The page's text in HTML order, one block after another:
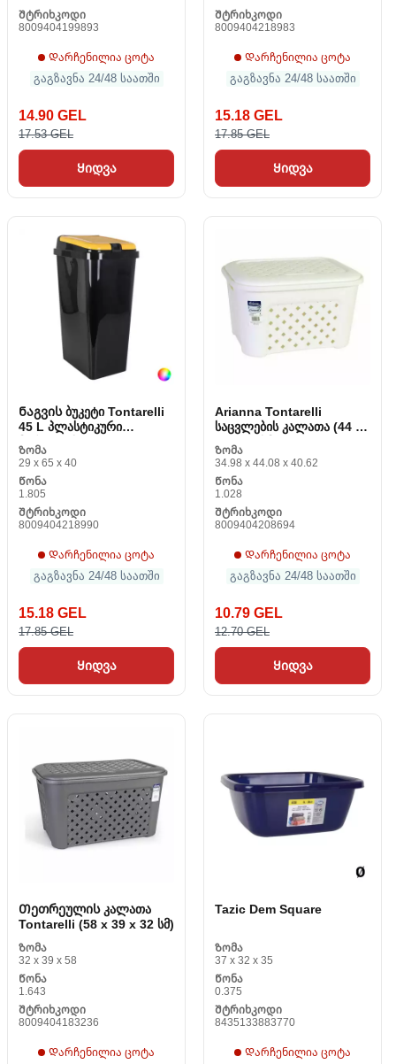
Შტრიხკოდი
8009404199893
Დარჩენილია ცოტა
გაგზავნა 24/48 საათში
14.90 GEL
17.53 GEL
Ყიდვა
Შტრიხკოდი
8009404218983
Დარჩენილია ცოტა
გაგზავნა 24/48 საათში
15.18 GEL
17.85 GEL
Ყიდვა
Ნაგვის ბუკეტი Tontarelli
45 L პლასტიკური
მართკუთხა (40 X 29 x 65
სმ)
Ზომა
29 x 65 x 40
Წონა
1.805
Შტრიხკოდი
8009404218990
Დარჩენილია ცოტა
გაგზავნა 24/48 საათში
15.18 GEL
17.85 GEL
Ყიდვა
Arianna Tontarelli
საცვლების კალათა (44 x
35 x 24 სმ)
Ზომა
34.98 x 44.08 x 40.62
Წონა
1.028
Შტრიხკოდი
8009404208694
Დარჩენილია ცოტა
გაგზავნა 24/48 საათში
10.79 GEL
12.70 GEL
Ყიდვა
Თეთრეულის კალათა
Tontarelli (58 x 39 x 32 სმ)
Ზომა
32 x 39 x 58
Წონა
1.643
Შტრიხკოდი
8009404183236
Დარჩენილია ცოტა
Tazic Dem Square
Ზომა
37 x 32 x 35
Წონა
0.375
Შტრიხკოდი
8435133883770
Დარჩენილია ცოტა